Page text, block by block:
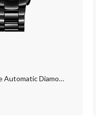
HyperChrome Automatic Diamonds